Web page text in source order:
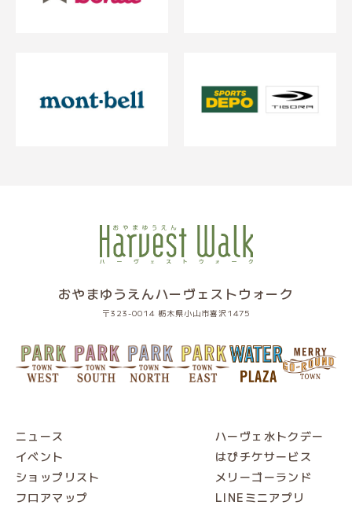
おやまゆうえんハーヴェストウォーク
〒323-0014 栃木県小山市喜沢1475
ニュース
イベント
ショップリスト
フロアマップ
ハーヴェ水トクデー
はぴチケサービス
メリーゴーランド
LINEミニアプリ